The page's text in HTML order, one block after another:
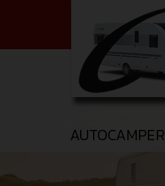
AUTOCAMPER